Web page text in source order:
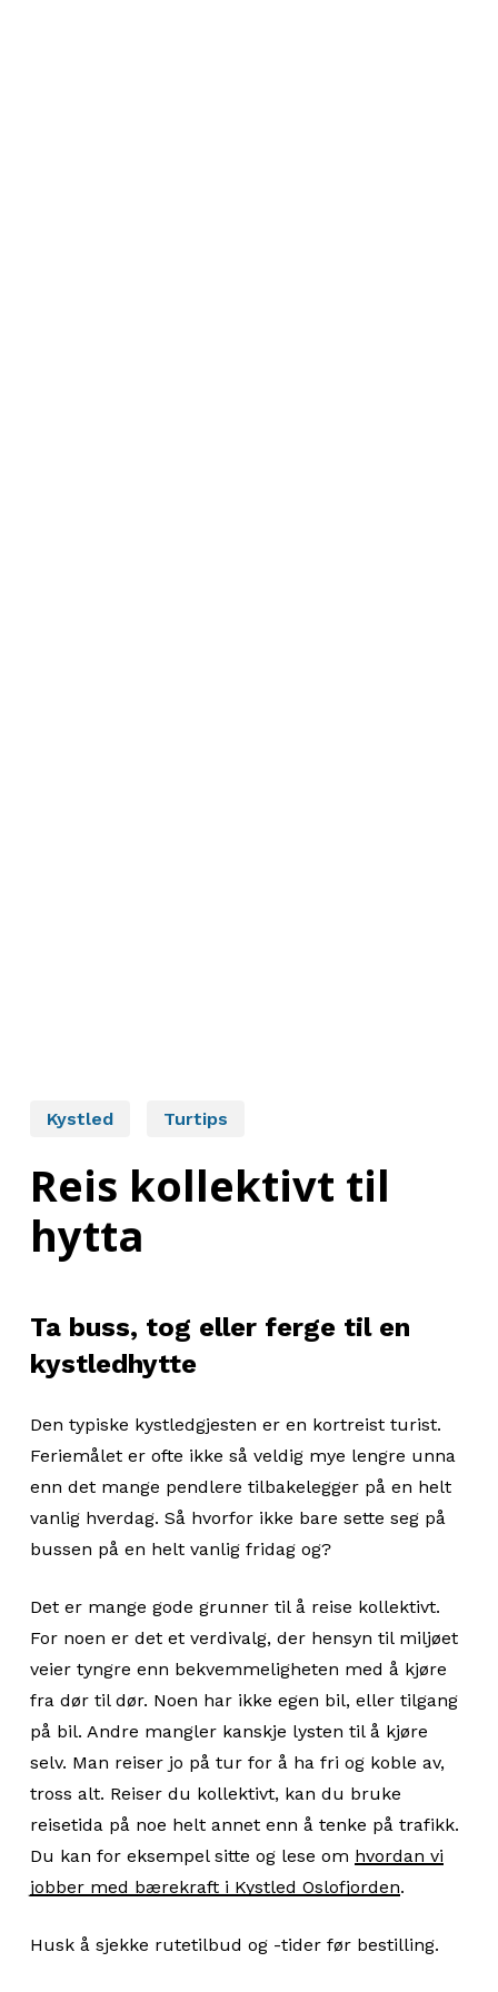
Kystled Turtips
Reis kollektivt til
hytta
Ta buss, tog eller ferge til en
kystledhytte
Den typiske kystledgjesten er en kortreist turist.
Feriemålet er ofte ikke så veldig mye lengre unna
enn det mange pendlere tilbakelegger på en helt
vanlig hverdag. Så hvorfor ikke bare sette seg på
bussen på en helt vanlig fridag og?
Det er mange gode grunner til å reise kollektivt.
For noen er det et verdivalg, der hensyn til miljøet
veier tyngre enn bekvemmeligheten med å kjøre
fra dør til dør. Noen har ikke egen bil, eller tilgang
på bil. Andre mangler kanskje lysten til å kjøre
selv. Man reiser jo på tur for å ha fri og koble av,
tross alt. Reiser du kollektivt, kan du bruke
reisetida på noe helt annet enn å tenke på trafikk.
Du kan for eksempel sitte og lese om hvordan vi
jobber med bærekraft i Kystled Oslofjorden.
Husk å sjekke rutetilbud og -tider før bestilling.